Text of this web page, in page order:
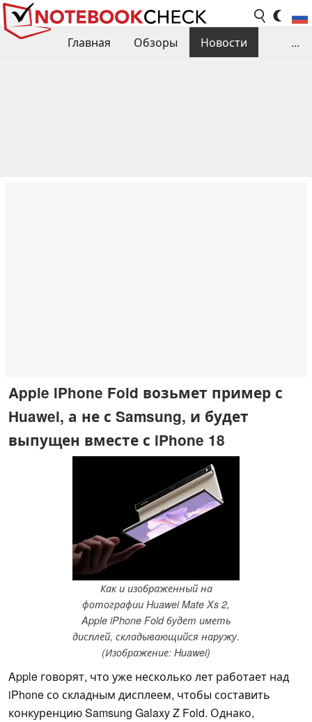
Главная Обзоры
Новости
...
Apple iPhone Fold возьмет пример с
Huawei, а не с Samsung, и будет
выпущен вместе с iPhone 18
Как и изображенный на
фотографии Huawei Mate Xs 2,
Apple iPhone Fold будет иметь
дисплей, складывающийся наружу.
(Изображение: Huawei)
Apple говорят, что уже несколько лет работает над
iPhone со складным дисплеем, чтобы составить
конкуренцию Samsung Galaxy Z Fold. Однако,